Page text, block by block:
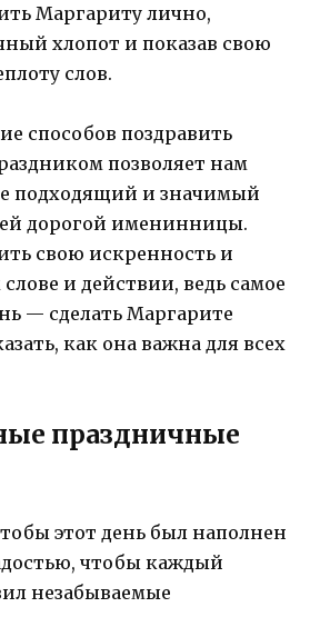
Маргариту лично,
хлопот и показав свою
слов.
способов поздравить
позволяет нам
подходящий и значимый
дорогой именинницы.
свою искренность и
и действии, ведь самое
— сделать Маргарите
как она важна для всех
праздничные
этот день был наполнен
чтобы каждый
незабываемые